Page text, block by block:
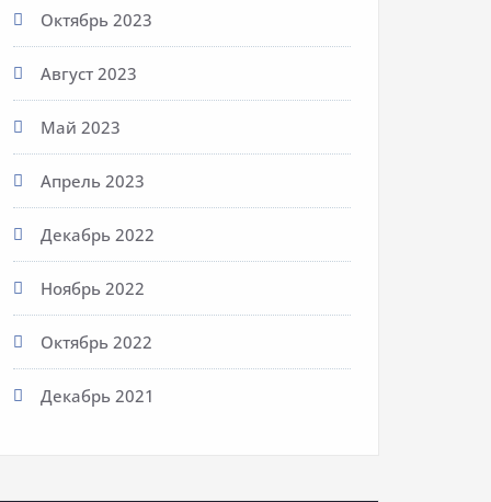
Октябрь 2023
Август 2023
Май 2023
Апрель 2023
Декабрь 2022
Ноябрь 2022
Октябрь 2022
Декабрь 2021